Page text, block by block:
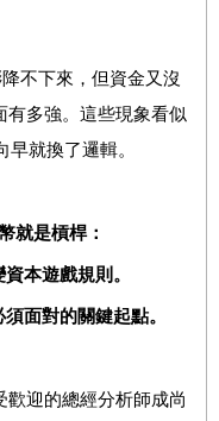
不下來，但資金又沒
多強。這些現象看似
就換了邏輯。
就是槓桿：
本遊戲規則。
面對的關鍵起點。
歡迎的總經分析師成尚